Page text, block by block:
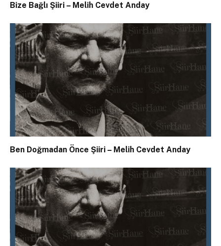
Bize Bağlı Şiiri – Melih Cevdet Anday
Ben Doğmadan Önce Şiiri – Melih Cevdet Anday